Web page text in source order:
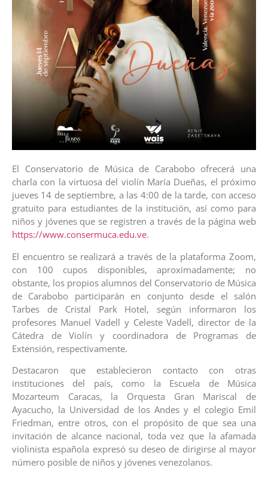
El Conservatorio de Música de Carabobo ofrecerá una
charla con la virtuosa del violín María Dueñas, el próximo
jueves 14 de septiembre, a las 4:00 de la tarde, con acceso
gratuito para estudiantes de la institución, así como para
niños y jóvenes que se registren a través de la página web
https://www.consermuca.edu.ve.
El encuentro se realizará a través de la plataforma Zoom,
con 100 cupos disponibles, aproximadamente; no
obstante, los propios alumnos del Conservatorio de Música
de Carabobo participarán en conjunto desde el salón
Tarbes de Cristal Park Hotel, según informaron los
profesores Manuel Vadell y Celeste Vadell, director de la
Cátedra de Violín y coordinadora de Programas de
Extensión, respectivamente.
Destacaron que establecieron contacto con otras
instituciones del país, como la Escuela de Música
Mozarteum Caracas, la Orquesta Gran Mariscal de
Ayacucho, la Universidad de los Andes y el colegio Emil
Friedman, entre otros, con el propósito de que sea una
invitación de alcance nacional, toda vez que la afamada
violinista española expresó su deseo de dirigirse al mayor
número posible de niños y jóvenes venezolanos.